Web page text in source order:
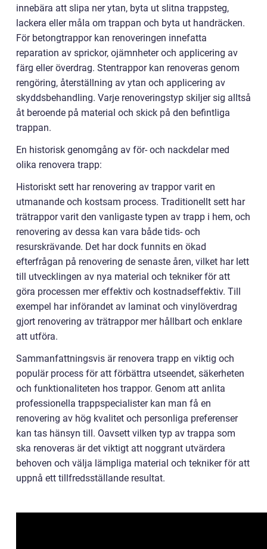
innebära att slipa ner ytan, byta ut slitna trappsteg,
lackera eller måla om trappan och byta ut handräcken.
För betongtrappor kan renoveringen innefatta
reparation av sprickor, ojämnheter och applicering av
färg eller överdrag. Stentrappor kan renoveras genom
rengöring, återställning av ytan och applicering av
skyddsbehandling. Varje renoveringstyp skiljer sig alltså
åt beroende på material och skick på den befintliga
trappan.
En historisk genomgång av för- och nackdelar med
olika renovera trapp:
Historiskt sett har renovering av trappor varit en
utmanande och kostsam process. Traditionellt sett har
trätrappor varit den vanligaste typen av trapp i hem, och
renovering av dessa kan vara både tids- och
resurskrävande. Det har dock funnits en ökad
efterfrågan på renovering de senaste åren, vilket har lett
till utvecklingen av nya material och tekniker för att
göra processen mer effektiv och kostnadseffektiv. Till
exempel har införandet av laminat och vinylöverdrag
gjort renovering av trätrappor mer hållbart och enklare
att utföra.
Sammanfattningsvis är renovera trapp en viktig och
populär process för att förbättra utseendet, säkerheten
och funktionaliteten hos trappor. Genom att anlita
professionella trappspecialister kan man få en
renovering av hög kvalitet och personliga preferenser
kan tas hänsyn till. Oavsett vilken typ av trappa som
ska renoveras är det viktigt att noggrant utvärdera
behoven och välja lämpliga material och tekniker för att
uppnå ett tillfredsställande resultat.